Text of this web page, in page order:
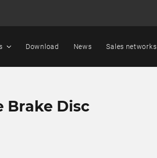
Download News Sales networks
Brake Disc